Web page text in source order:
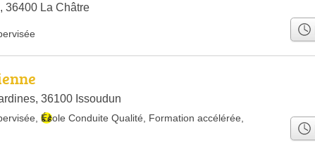
36400 La Châtre
36100 Issoudun
, École Conduite Qualité, Formation accélérée,